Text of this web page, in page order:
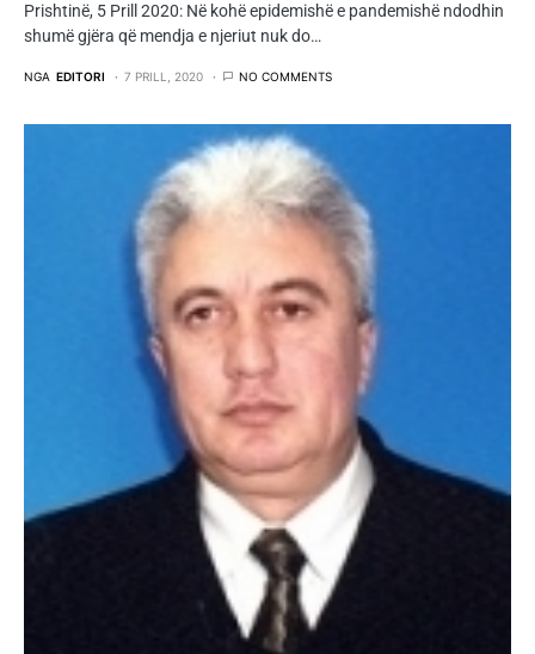
Prishtinë, 5 Prill 2020: Në kohë epidemishë e pandemishë ndodhin
shumë gjëra që mendja e njeriut nuk do…
NGA EDITORI 7 PRILL, 2020 NO COMMENTS